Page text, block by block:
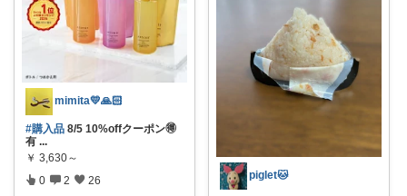
mimita💛🙏🏻
#購入品 8/5 10%offクーポン🉐
有 ...
￥ 3,630～
0 2 26 piglet🐱